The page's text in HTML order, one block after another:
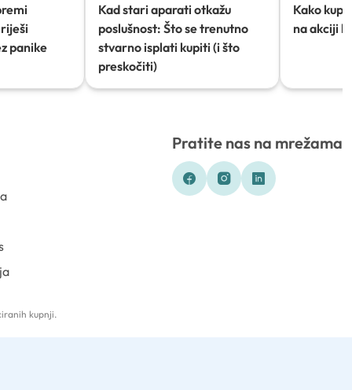
panike
Kad stari aparati otkažu
poslušnost: Što se trenutno
stvarno isplati kupiti (i što
preskočiti)
Kako
na akciji
Pratite nas na mrežama
kupnji.